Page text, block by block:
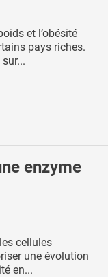
et l’obésité
pays riches.
enzyme
cellules
une évolution
en...